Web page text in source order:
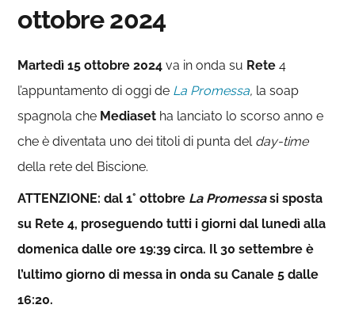
ottobre 2024
Martedì 15 ottobre 2024 va in onda su Rete 4
l’appuntamento di oggi de La Promessa, la soap
spagnola che Mediaset ha lanciato lo scorso anno e
che è diventata uno dei titoli di punta del day-time
della rete del Biscione.
ATTENZIONE: dal 1° ottobre La Promessasi sposta
su Rete 4, proseguendo tutti i giorni dal lunedì alla
domenica dalle ore 19:39 circa. Il 30 settembre è
l’ultimo giorno di messa in onda su Canale 5 dalle
16:20.